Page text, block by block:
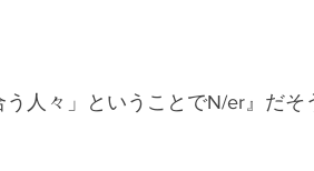
人々」ということでN/er』だそ